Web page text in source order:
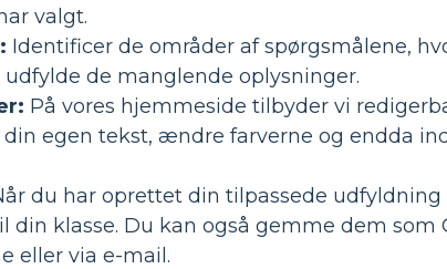
valgt.
Identificer de områder af spørgsmålene,
de manglende oplysninger.
På vores hjemmeside tilbyder vi
egen tekst, ændre farverne og endda
du har oprettet din tilpassede
klasse. Du kan også gemme dem som
eller via e-mail.